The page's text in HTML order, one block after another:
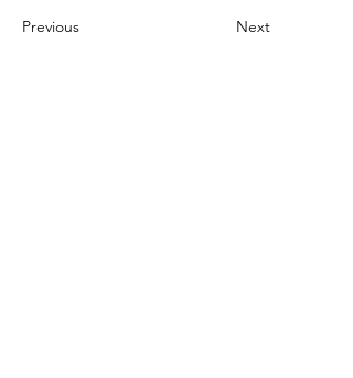
Previous Next